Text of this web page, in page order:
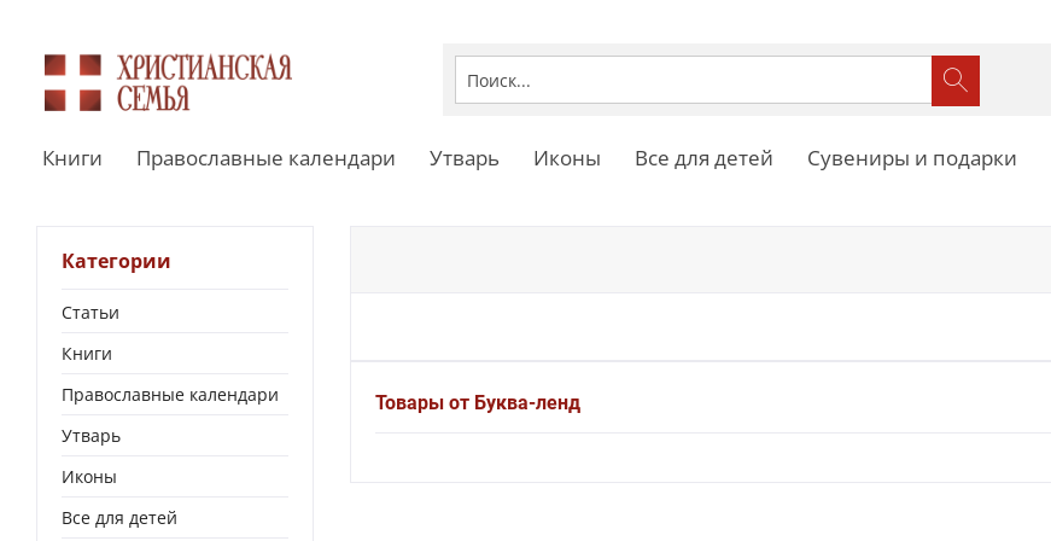
Книги Православные календари Утварь Иконы Все для детей Сувениры и подарки
Категории
Статьи
Книги
Православные календари
Утварь
Иконы
Все для детей
Товары от Буква-ленд